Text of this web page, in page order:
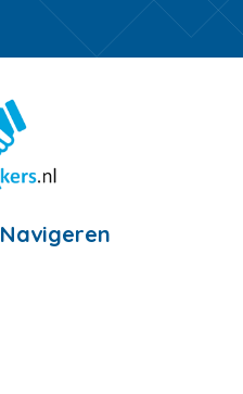
Navigeren